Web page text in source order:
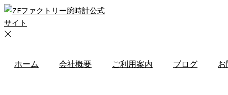
ホーム 会社概要 ご利用案内 ブログ